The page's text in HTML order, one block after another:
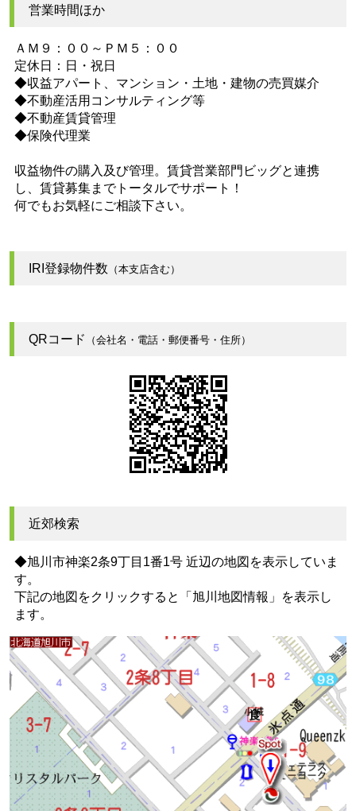
営業時間ほか
ＡＭ９：００～ＰＭ５：００
定休日：日・祝日
◆収益アパート、マンション・土地・建物の売買媒介
◆不動産活用コンサルティング等
◆不動産賃貸管理
◆保険代理業
収益物件の購入及び管理。賃貸営業部門ビッグと連携
し、賃貸募集までトータルでサポート！
何でもお気軽にご相談下さい。
IRI登録物件数 （本支店含む）
QRコード （会社名・電話・郵便番号・住所）
近郊検索
◆旭川市神楽2条9丁目1番1号 近辺の地図を表示していま
す。
下記の地図をクリックすると
「旭川地図情報」
を表示し
ます。